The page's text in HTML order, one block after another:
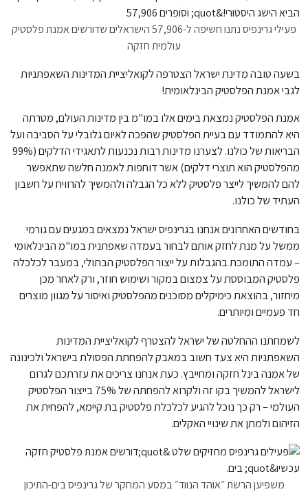
פעילי גרינפיס נתנו חשיפה ל-57,906 הישראלים שדורשים אמנת פלסטיק
עולמית חזקה
בשעה טובה מדינת ישראל הצטרפה לקואליציית המדינות השאפתניות
לגבי אמנת הפלסטיק הבינלאומית!
אמנת הפלסטיק נמצאת בימים אלו במו"מ בין מדינות העולם, מטרתה
היא להתמודד עם בעיית הפלסטיק שהפכה לאיום גלובלי על הסביבה ועל
הבריאות של כולנו. לצערנו מדינות רבות נכנעות לתאגידי הדלקים (99%
מהפלסטיק הוא תוצרי דלקים) אשר דוחפות לאמנה חלשה שתאפשר
להם להמשיך לייצר פלסטיק ללא כל הגבלה ולהמשיך להרוויח על חשבון
העתיד של כולנו.
בחודשים האחרונים אנחנו בגרינפיס ישראל נמצאים במגעים עם גורמי
ממשל על מנת לחזק אותם לבחור בעמדה שאפתנית במו"מ הבינלאומי
– עמדה התומכת בהגבלות על ייצור הפלסטיק הבתולי, במעבר לכלכלה
פלסטיק המבוססת על צמצום במקור ושימוש חוזר, ורק לאחר מכן
מיחזור, בהוצאת כימיקלים מסוכנים מהפלסטיק ואיסור על מגוון מוצרים
חד פעמיים ומיותרים.
לשמחתנו ההחלטה של ישראל להצטרף לקואליציית המדינות
השאפתניות היא צעד חשוב במאבק להפחתת הפסולת בישראל ולכינונה
של אמנה בינל חזקה ומחייבץ. כעת אנחנו צריכים את עזרתכם לגרום
לישראל להמשיך בקו זה ולקרוא להפחתה של 75% בייצור הפלסטיק
העולמי – רק כך נוכל להגיע לכלכלת פלסטיק בת קיימא, להפחית את
הזיהום ולמתן את שינויי האקלים.
משפיען הרשת ״אוהד הנווד״ במסע המחקר של גרינפיס בים-התיכון